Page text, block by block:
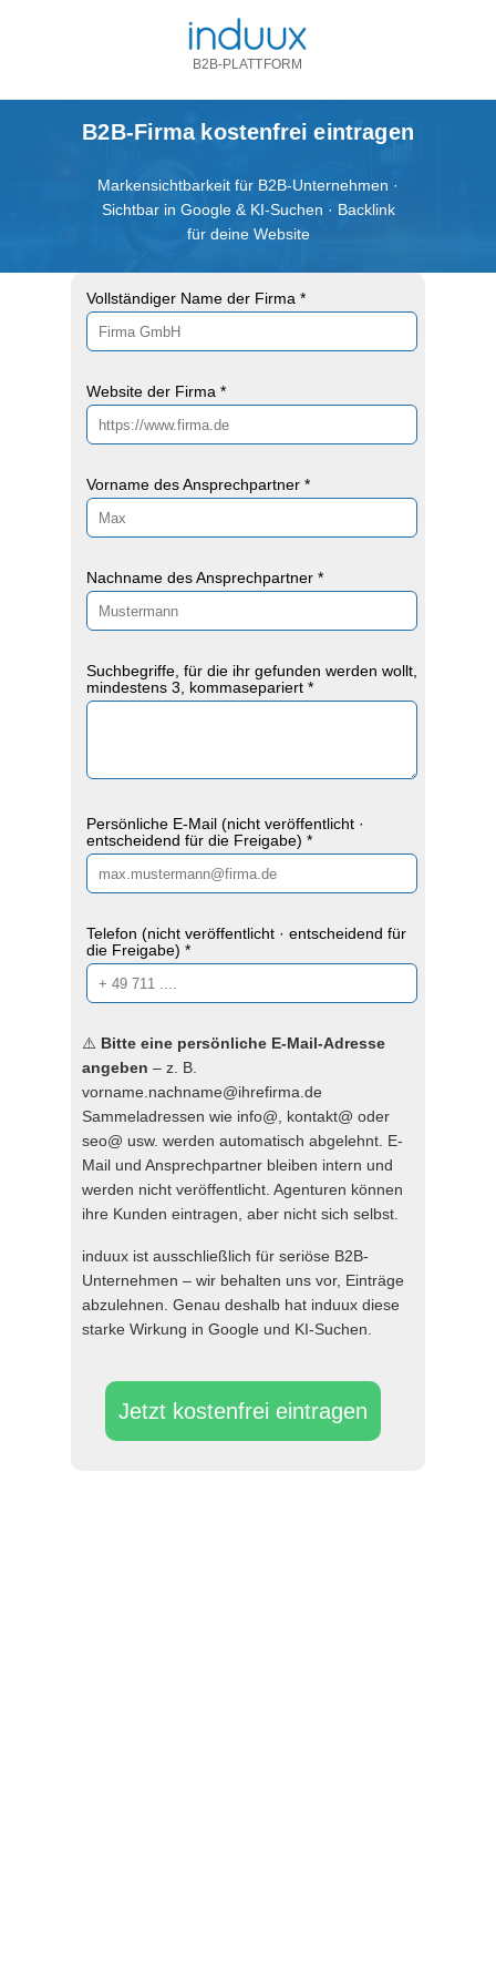
B2B-Firma kostenfrei eintragen
B2B-PLATTFORM
Vollständiger Name der Firma *
Website der Firma *
Vorname des Ansprechpartner *
Nachname des Ansprechpartner *
Suchbegriffe, für die ihr gefunden werden wollt,
mindestens 3, kommasepariert *
Persönliche E-Mail (nicht veröffentlicht ·
entscheidend für die Freigabe) *
Telefon (nicht veröffentlicht · entscheidend für
die Freigabe) *
Jetzt kostenfrei eintragen
⚠️ Bitte eine persönliche E-Mail-Adresse
angeben – z. B.
vorname.nachname@ihrefirma.de
Sammeladressen wie info@, kontakt@ oder
seo@ usw. werden automatisch abgelehnt. E-
Mail und Ansprechpartner bleiben intern und
werden nicht veröffentlicht. Agenturen können
ihre Kunden eintragen, aber nicht sich selbst.
induux ist ausschließlich für seriöse B2B-
Unternehmen – wir behalten uns vor, Einträge
abzulehnen. Genau deshalb hat induux diese
starke Wirkung in Google und KI-Suchen.
Markensichtbarkeit für B2B-Unternehmen ·
Sichtbar in Google & KI-Suchen · Backlink
für deine Website